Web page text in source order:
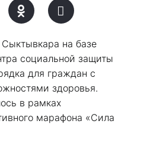
на базе
социальной защиты
для граждан с
здоровья.
в рамках
марафона «Сила